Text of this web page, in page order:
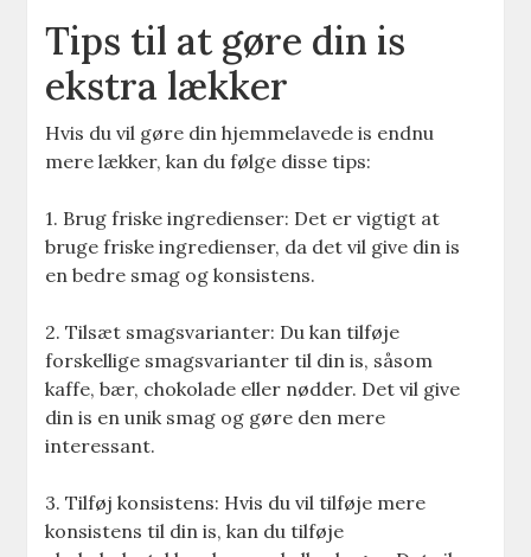
Tips til at gøre din is
ekstra lækker
Hvis du vil gøre din hjemmelavede is endnu
mere lækker, kan du følge disse tips:
1. Brug friske ingredienser: Det er vigtigt at
bruge friske ingredienser, da det vil give din is
en bedre smag og konsistens.
2. Tilsæt smagsvarianter: Du kan tilføje
forskellige smagsvarianter til din is, såsom
kaffe, bær, chokolade eller nødder. Det vil give
din is en unik smag og gøre den mere
interessant.
3. Tilføj konsistens: Hvis du vil tilføje mere
konsistens til din is, kan du tilføje